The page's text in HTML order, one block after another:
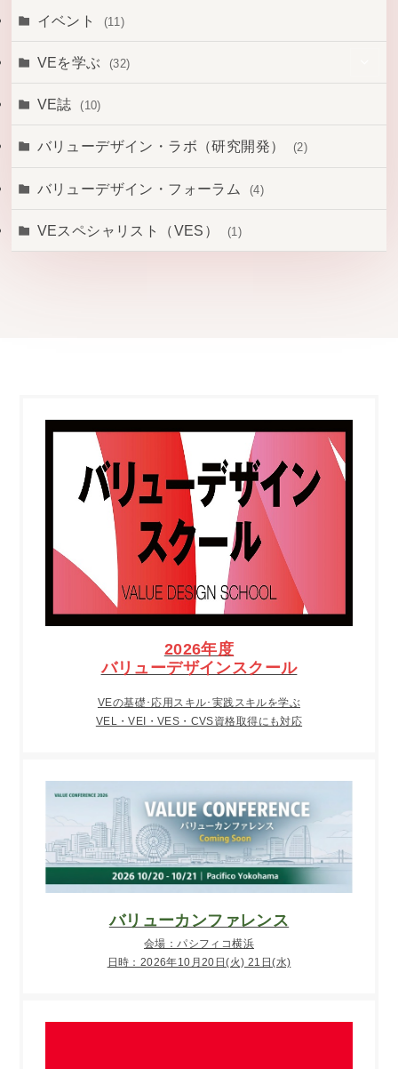
(3)
(12)
イベント (11)
VEを学ぶ (32)
(16)
VE誌 (10)
バリューデザイン・ラボ（研究開発） (2)
バリューデザイン・フォーラム (4)
VEスペシャリスト（VES） (1)
2026年度
バリューデザインスクール
VEの基礎･応用スキル･実践スキルを学ぶ
VEL・VEI・VES・CVS資格取得にも対応
バリューカンファレンス
会場：パシフィコ横浜
日時：2026年10月20日(火) 21日(水)